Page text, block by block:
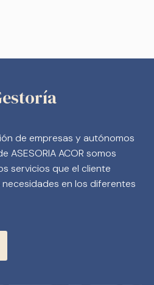
de empresas y autónomos
ASESORIA ACOR somos
servicios que el cliente
en los diferentes